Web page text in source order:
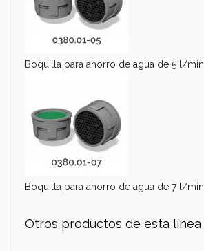
Boquilla para ahorro de agua de 5 l/min
Boquilla para ahorro de agua de 7 l/min
Otros productos de esta línea